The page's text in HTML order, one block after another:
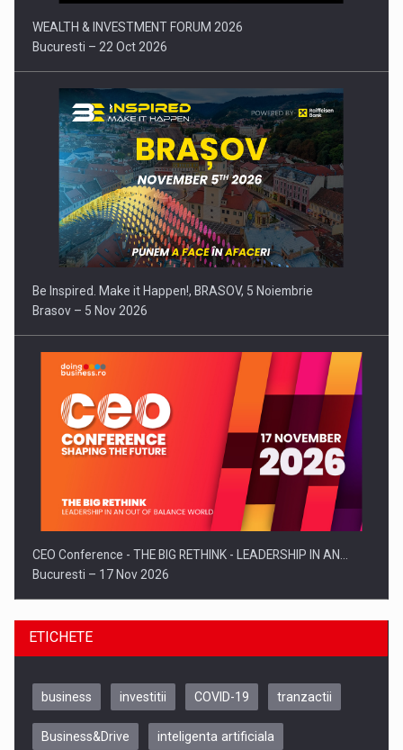
WEALTH & INVESTMENT FORUM 2026
Bucuresti – 22 Oct 2026
Be Inspired. Make it Happen!, BRASOV, 5 Noiembrie
Brasov – 5 Nov 2026
CEO Conference - THE BIG RETHINK - LEADERSHIP IN AN…
Bucuresti – 17 Nov 2026
ETICHETE
business investitii COVID-19 tranzactii
Business&Drive inteligenta artificiala